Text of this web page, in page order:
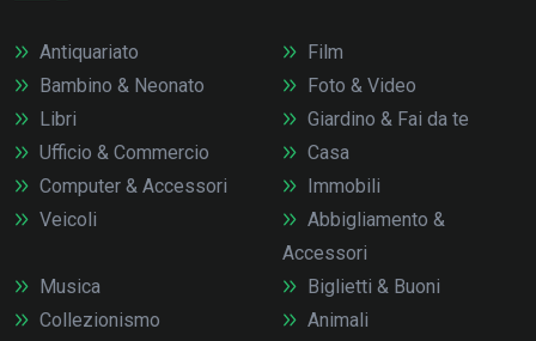
Antiquariato
Bambino & Neonato
Libri
Ufficio & Commercio
Computer & Accessori
Veicoli
Film
Foto & Video
Giardino & Fai da te
Casa
Immobili
Abbigliamento &
Accessori
Musica
Collezionismo
Biglietti & Buoni
Animali